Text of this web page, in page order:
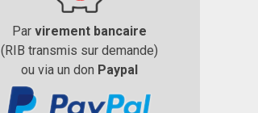
Par virement bancaire
(RIB transmis sur demande)
ou via un don Paypal